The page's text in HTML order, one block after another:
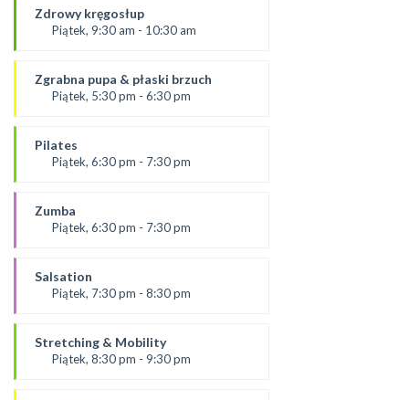
Aneta J
SALA 1
Zdrowy kręgosłup
Piątek, 9:30 am - 10:30 am
prowadząca:
Żaneta
Zgrabna pupa & płaski brzuch
Piątek, 5:30 pm - 6:30 pm
Ola
SALA 1
Pilates
Piątek, 6:30 pm - 7:30 pm
Paulina
*Zajęcia dla dorosłych i dzieci
Zumba
Piątek, 6:30 pm - 7:30 pm
Kasia K.
*Zajęcia dla dorosłych i dzieci
Salsation
Piątek, 7:30 pm - 8:30 pm
Rafał
SALA 1
Stretching & Mobility
Piątek, 8:30 pm - 9:30 pm